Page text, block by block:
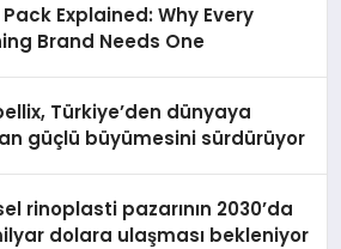
donatılmış son modeli
ünitesi Madoka Plus
satışa sunuldu. Tam
ekranı, mobil uygulama
ve akıllı sensör entegrasyonu
iklimlendirme sistemlerinin
daha kolay, konforlu ve
hale getiriyor. Enerji
artırırken modern yaşam
Explained: Why Every
Brand Needs One
Türkiye’den dünyaya
güçlü büyümesini sürdürüyor
rinoplasti pazarının 2030’da
dolara ulaşması bekleniyor